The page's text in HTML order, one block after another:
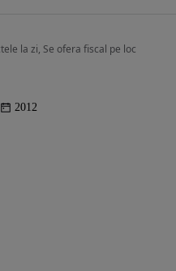
la zi, Se ofera fiscal pe loc
2012